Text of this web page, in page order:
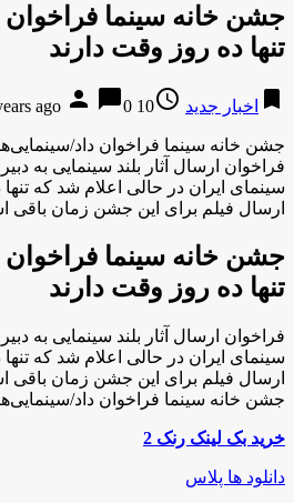
جشن خانه سینما فراخوان
تنها ده روز وقت دارند
bookmark اخبار جدید access_time
10 years ago
person chat_bubble0
جشن خانه سینما فراخوان داد/
فراخوان ارسال آثار بلند سینمایی به
سینمای ایران در حالی اعلام شد که
ارسال فیلم برای این جشن زمان باقی
جشن خانه سینما فراخوان
تنها ده روز وقت دارند
فراخوان ارسال آثار بلند سینمایی به
سینمای ایران در حالی اعلام شد که
ارسال فیلم برای این جشن زمان باقی
جشن خانه سینما فراخوان داد/
خرید بک لینک رنک 2
دانلود ها پلاس